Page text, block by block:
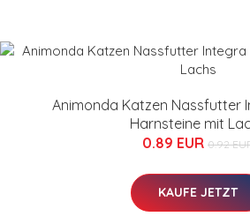
Animonda Katzen Nassfutter
Harnsteine mit
0.89 EUR 0.92
KAUFE JETZT